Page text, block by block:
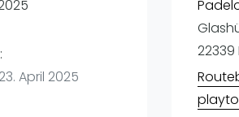
April 2025
22339